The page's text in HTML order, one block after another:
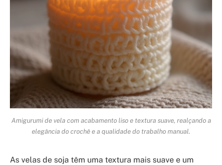
Amigurumi de vela com acabamento liso e textura suave, realçando a
elegância do crochê e a qualidade do trabalho manual.
As velas de soja têm uma textura mais suave e um